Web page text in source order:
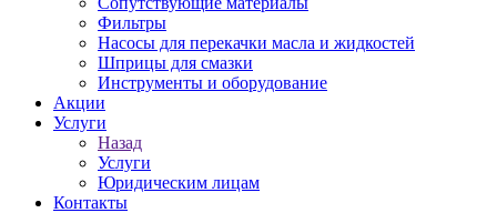
Фильтры
Насосы для перекачки масла и жидкостей
Шприцы для смазки
Инструменты и оборудование
Акции
Услуги
Назад
Услуги
Юридическим лицам
Контакты